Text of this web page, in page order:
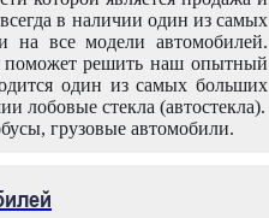
в наличии один из самых
на все модели автомобилей.
поможет решить наш опытный
один из самых больших
лобовые стекла (автостекла).
грузовые автомобили.